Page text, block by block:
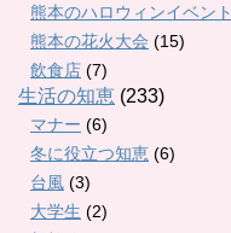
熊本のハロウィンイベント
熊本の花火大会 (15)
飲食店 (7)
生活の知恵 (233)
マナー (6)
冬に役立つ知恵 (6)
台風 (3)
大学生 (2)